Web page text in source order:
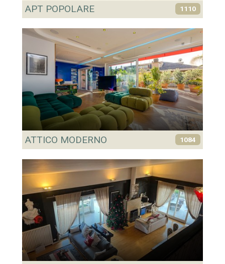
APT POPOLARE 1110
ATTICO MODERNO 1084